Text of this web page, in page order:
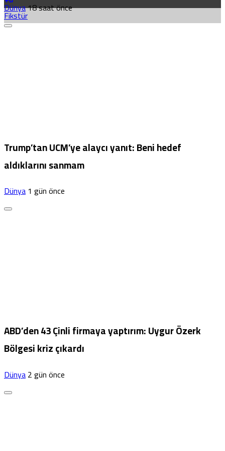
Fikstür
Dünya18 saat önce
Trump’tan UCM’ye alaycı yanıt: Beni hedef
aldıklarını sanmam
Dünya1 gün önce
ABD’den 43 Çinli firmaya yaptırım: Uygur Özerk
Bölgesi kriz çıkardı
Dünya2 gün önce